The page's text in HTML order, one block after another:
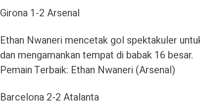
Girona 1-2 Arsenal
Ethan Nwaneri mencetak gol spektakuler
dan mengamankan tempat di babak 16 besar.
Pemain Terbaik: Ethan Nwaneri (Arsenal)
Barcelona 2-2 Atalanta